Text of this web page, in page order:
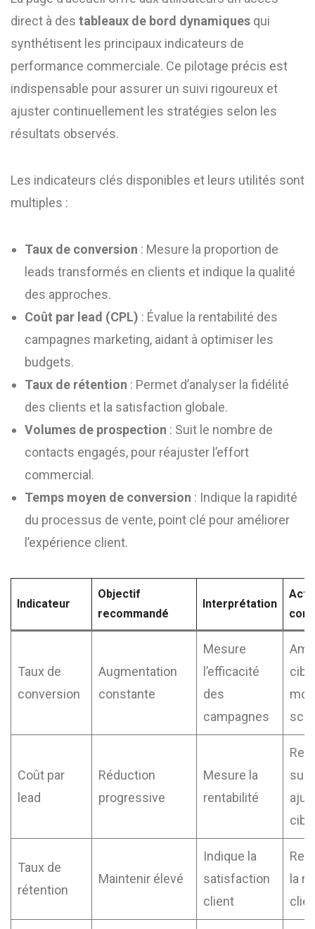
direct à des tableaux de bord dynamiques qui
synthétisent les principaux indicateurs de
performance commerciale. Ce pilotage précis est
indispensable pour assurer un suivi rigoureux et
ajuster continuellement les stratégies selon les
résultats observés.
Les indicateurs clés disponibles et leurs utilités sont
multiples :
Taux de conversion : Mesure la proportion de
leads transformés en clients et indique la qualité
des approches.
Coût par lead (CPL) : Évalue la rentabilité des
campagnes marketing, aidant à optimiser les
budgets.
Taux de rétention : Permet d’analyser la fidélité
des clients et la satisfaction globale.
Volumes de prospection : Suit le nombre de
contacts engagés, pour réajuster l’effort
commercial.
Temps moyen de conversion : Indique la rapidité
du processus de vente, point clé pour améliorer
l’expérience client.
Indicateur
Objectif
recommandé
Interprétation
Taux de
conversion
Augmentation
constante
Mesure
l’efficacité
des
campagnes
Coût par
lead
Réduction
progressive
Mesure la
rentabilité
Taux de
rétention
Maintenir élevé
Indique la
satisfaction
client
la